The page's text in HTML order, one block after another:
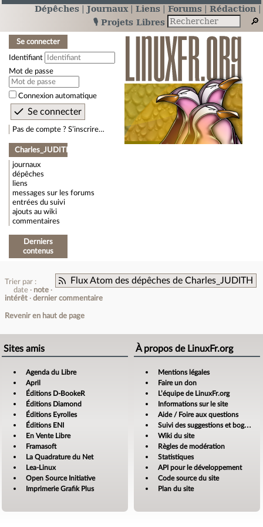
Dépêches Journaux Liens Forums
Rédaction
🎙️ Projets Libres
Se connecter
Identifiant
Mot de passe
Connexion automatique
Pas de compte ? S’inscrire…
Charles_JUDITH
journaux
dépêches
liens
messages sur les forums
entrées du suivi
ajouts au wiki
commentaires
Derniers
contenus
Flux Atom des dépêches de Charles_JUDITH
Trier par :
date
note
intérêt
dernier commentaire
Revenir en haut de page
Sites amis
Agenda du Libre
April
Éditions D-BookeR
Éditions Diamond
Éditions Eyrolles
Éditions ENI
En Vente Libre
Framasoft
La Quadrature du Net
Lea-Linux
Open Source Initiative
Imprimerie Grafik Plus
À propos de LinuxFr.org
Mentions légales
Faire un don
L’équipe de LinuxFr.org
Informations sur le site
Aide / Foire aux questions
Suivi des suggestions et bogues
Wiki du site
Règles de modération
Statistiques
API pour le développement
Code source du site
Plan du site